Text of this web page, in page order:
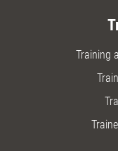
Training